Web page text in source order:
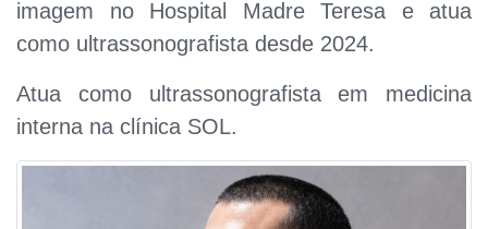
imagem no Hospital Madre Teresa e atua
como ultrassonografista desde 2024.
Atua como ultrassonografista em medicina
interna na clínica SOL.